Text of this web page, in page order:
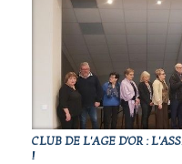
CLUB DE L'AGE D'OR :
!